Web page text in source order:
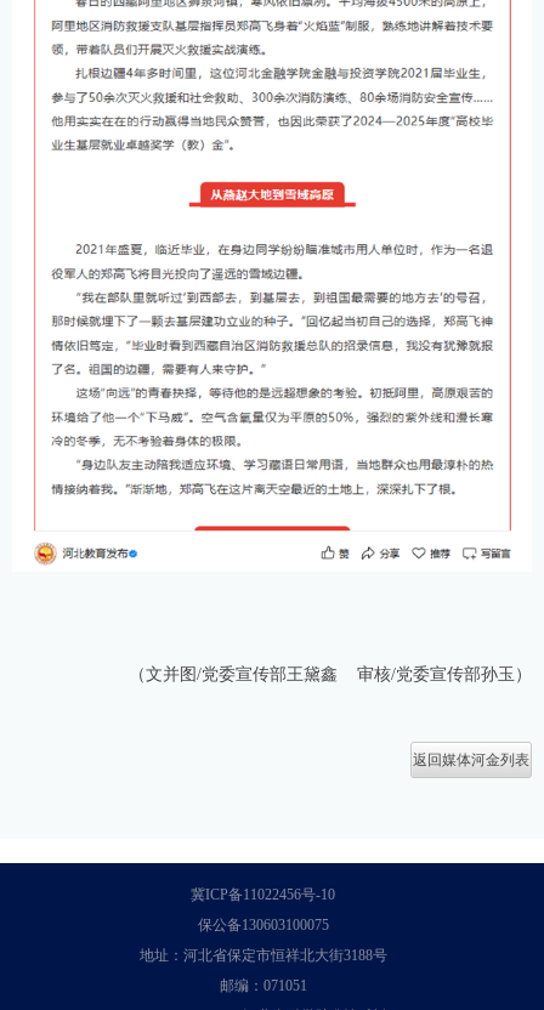
（文并图/党委宣传部王黛鑫 审核/党委宣传部孙玉）
返回媒体河金列表
冀ICP备11022456号-10
保公备130603100075
地址：河北省保定市恒祥北大街3188号
邮编：071051